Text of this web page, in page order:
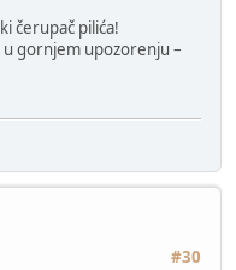
čerupač pilića!
gornjem upozorenju –
#30